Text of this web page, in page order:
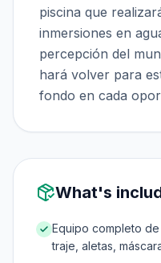
piscina que
inmersiones en
percepción del
hará volver para
fondo en cada
What's
Equipo completo
traje, aletas,